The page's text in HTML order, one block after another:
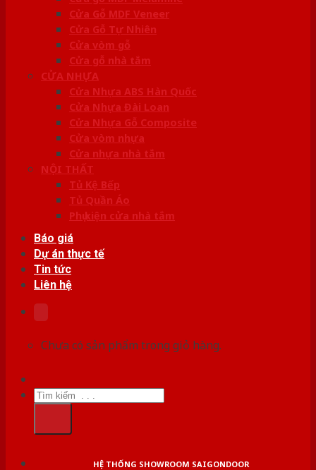
Cửa Gỗ MDF Veneer
Cửa Gỗ Tự Nhiên
Cửa vòm gỗ
Cửa gỗ nhà tắm
CỬA NHỰA
Cửa Nhựa ABS Hàn Quốc
Cửa Nhựa Đài Loan
Cửa Nhựa Gỗ Composite
Cửa vòm nhựa
Cửa nhựa nhà tắm
NỘI THẤT
Tủ Kệ Bếp
Tủ Quần Áo
Phụ kiện cửa nhà tắm
Báo giá
Dự án thực tế
Tin tức
Liên hệ
Chưa có sản phẩm trong giỏ hàng.
Tìm
kiếm:
HỆ THỐNG SHOWROOM SAIGONDOOR